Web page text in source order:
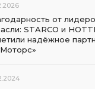
от
STARCO и
надёжное